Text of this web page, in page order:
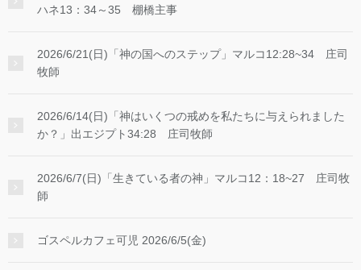
ハネ13：34～35 棚橋主事
2026/6/21(日)「神の国へのステップ」マルコ12:28~34 庄司
牧師
2026/6/14(日)「神はいくつの戒めを私たちに与えられました
か？」出エジプト34:28 庄司牧師
2026/6/7(日)「生きている者の神」マルコ12：18~27 庄司牧
師
ゴスペルカフェ可児 2026/6/5(金)